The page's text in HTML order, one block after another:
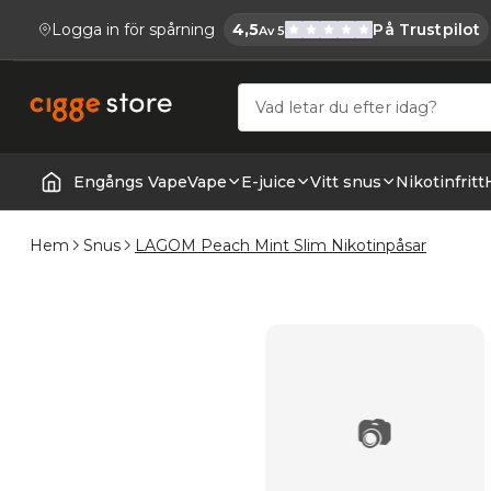
Logga in för spårning
Cigge.se Har
4,5Av 5 På Trustpilot
Köp E-cigg, E-juice, Snus & Vape
Startsida | Vapes
Engångs VapeVape E-juice Vitt snus Nikotinfritt
Hem Snus LAGOM Peach Mint Slim Nikotinpåsar
📷